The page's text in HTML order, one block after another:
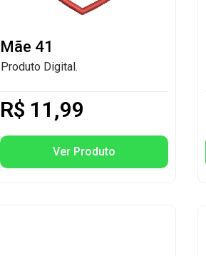
Mãe 41
Produto Digital.
R$ 11,99
Ver Produto